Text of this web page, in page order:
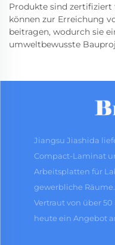
Produkte sind zertifiziert
können zur Erreichung
beitragen, wodurch sie
umweltbewusste
Jiangsu Jiashida
Compact-Laminat
Arbeitsplatten für
gewerbliche
Vertraut von über
heute ein Angebot